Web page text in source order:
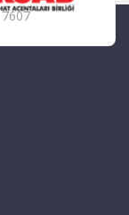
7607